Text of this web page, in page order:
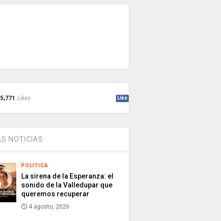
5,771 Likes Like
NOTICIAS
POLITICA
La sirena de la Esperanza: el
sonido de la Valledupar que
queremos recuperar
4 agosto, 2026